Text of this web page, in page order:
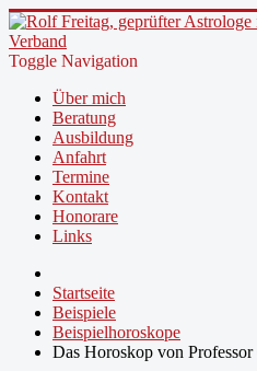
Toggle Navigation
Über mich
Beratung
Ausbildung
Anfahrt
Termine
Kontakt
Honorare
Links
Startseite
Beispiele
Beispielhoroskope
Das Horoskop von